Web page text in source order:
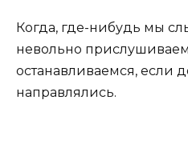
Когда, где-нибудь мы
невольно
останавливаемся, если
направлялись.